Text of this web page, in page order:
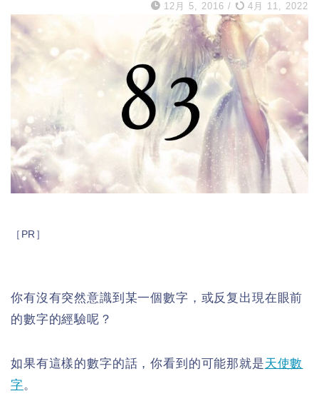
12月 5, 2016 / 4月 11, 2022
［PR］
你有沒有突然意識到某一個數字，或反复出現在眼前
的數字的經驗呢？
如果有這樣的數字的話，你看到的可能那就是天使數
字。